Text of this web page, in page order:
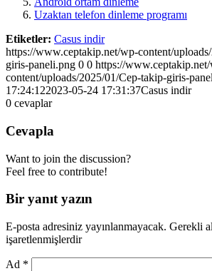
Uzaktan telefon dinleme programı
Etiketler: Casus indir
https://www.ceptakip.net/wp-content/
giris-paneli.png 0 0 https://
content/uploads/2025/01/Cep-takip-giris-
17:24:122023-05-24 17:31:37Casus indir
0 cevaplar
Cevapla
Want to join the discussion?
Feel free to contribute!
Bir yanıt yazın
E-posta adresiniz yayınlanmayacak. Gerekli
işaretlenmişlerdir
Ad *